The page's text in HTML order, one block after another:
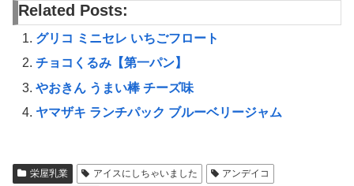
Related Posts:
グリコ ミニセレ いちごフロート
チョコくるみ【第一パン】
やおきん うまい棒 チーズ味
ヤマザキ ランチパック ブルーベリージャム
栄屋乳業 アイスにしちゃいました
アンデイコ